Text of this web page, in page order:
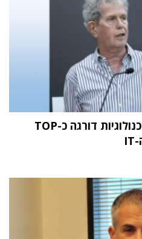
מחקר STKI השנתי: וואן טכנולוגיות דורגה כ-TOP